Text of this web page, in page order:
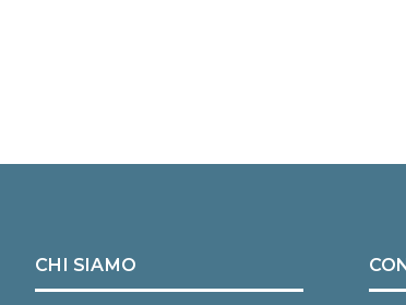
CHI SIAMO